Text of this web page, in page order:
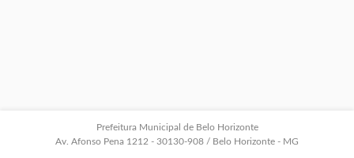
Prefeitura Municipal de Belo Horizonte
Av. Afonso Pena 1212 - 30130-908 / Belo Horizonte - MG